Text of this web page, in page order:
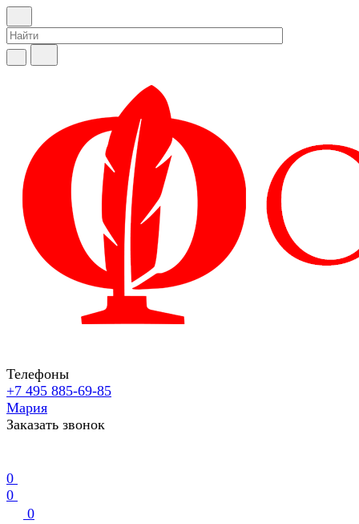
Телефоны
+7 495 885-69-85
Мария
Заказать звонок
0
0
0